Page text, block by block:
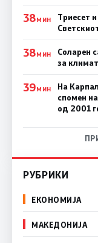
38МИН
Триесет
38МИН
Соларен
за
39МИН
На
спомен
од 2001
РУБРИКИ
ЕКОНОМИЈА
МАКЕДОНИЈА